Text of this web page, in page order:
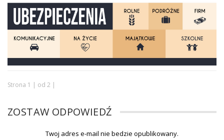
Strona 1 | od 2 |
ZOSTAW ODPOWIEDŹ
Twoj adres e-mail nie bedzie opublikowany.